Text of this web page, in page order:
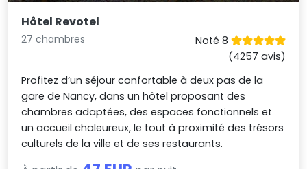
Hôtel Revotel
27 chambres
Noté 8
(4257 avis)
Profitez d’un séjour confortable à deux pas de la
gare de Nancy, dans un hôtel proposant des
chambres adaptées, des espaces fonctionnels et
un accueil chaleureux, le tout à proximité des trésors
culturels de la ville et de ses restaurants.